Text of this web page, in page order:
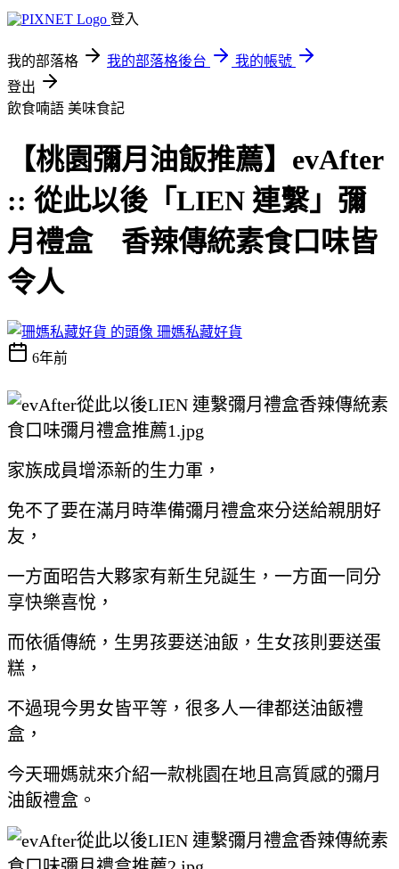
登入
我的部落格 我的部落格後台
我的帳號
登出
飲食喃語 美味食記
【桃園彌月油飯推薦】evAfter
:: 從此以後「LIEN 連繫」彌
月禮盒 香辣傳統素食口味皆
令人
珊媽私藏好貨
6年前
家族成員增添新的生力軍，
免不了要在滿月時準備彌月禮盒來分送給親朋好
友，
一方面昭告大夥家有新生兒誕生，一方面一同分
享快樂喜悅，
而依循傳統，生男孩要送油飯，生女孩則要送蛋
糕，
不過現今男女皆平等，很多人一律都送油飯禮
盒，
今天珊媽就來介紹一款桃園在地且高質感的彌月
油飯禮盒。